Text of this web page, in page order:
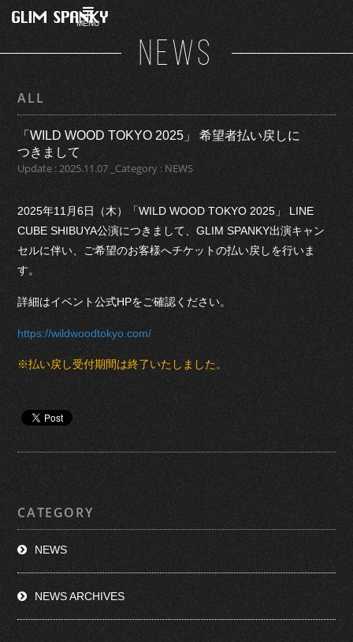
MENU
NEWS
ALL
「WILD WOOD TOKYO 2025」 希望者払い戻しに
つきまして
Update : 2025.11.07 _Category : NEWS
2025年11月6日（木）「WILD WOOD TOKYO 2025」 LINE
CUBE SHIBUYA公演につきまして、GLIM SPANKY出演キャン
セルに伴い、ご希望のお客様へチケットの払い戻しを行いま
す。
詳細はイベント公式HPをご確認ください。
https://wildwoodtokyo.com/
※払い戻し受付期間は終了いたしました。
CATEGORY
NEWS
NEWS ARCHIVES